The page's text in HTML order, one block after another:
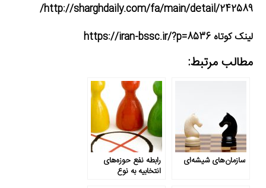
http://sharghdaily.com/fa/main/detail/242589/
لینک کوتاه https://iran-bssc.ir/?p=8536
مطالب مرتبط:
سازمان‌های شیشه‌ای
رابطه نفع حوزه‌های
انتخابیه به نوع